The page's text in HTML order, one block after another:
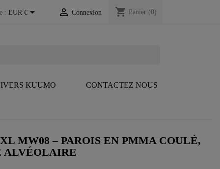
: EUR €  Connexion shopping_cart Panier (0)
KUUMO CONTACTEZ NOUS
MW08 – PAROIS EN PMMA COULÉ,
ALVÉOLAIRE